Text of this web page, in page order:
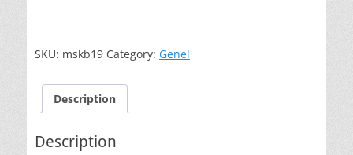
SKU: mskb19 Category: Genel
Description
Description